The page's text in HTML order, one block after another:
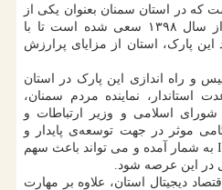
که در استان سمنان بعنوان یکی از
استانهای پیشرو دراین زمینه، از سال ۱۳۹۸ سعی شده است تا با
پارک، استان از مزایای پرارزش
و راه اندازی این پارک در استان
استاندار، نماینده مردم سمنان،
اسلامی و وزیر ارتباطات و
موثر در جهت توسعه‌ی پایدار و
رونق کسب و کارهای حوزه ICT به شمار آمده و می تواند باعث سهم
در این عرصه شود.
دیجیتال استان، علاوه بر مهارت